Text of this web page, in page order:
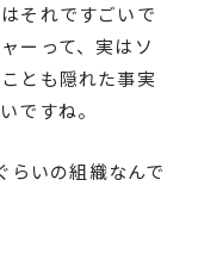
それですごいで
ーって、実はソ
とも隠れた事実
ですね。
いの組織なんで